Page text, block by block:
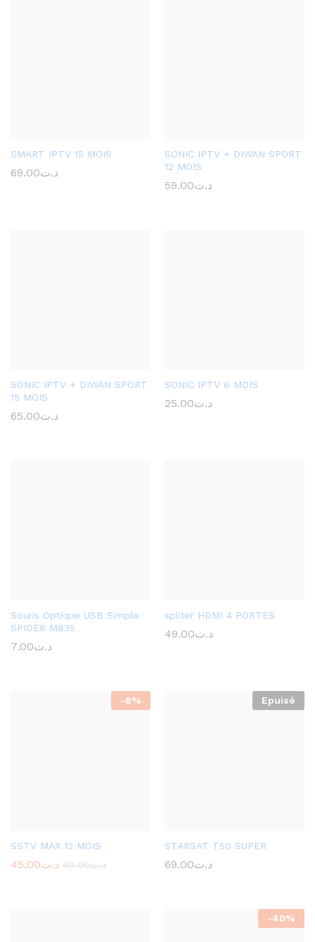
SMART IPTV 15 MOIS
د.ت69.00
SONIC IPTV + DIWAN SPORT
12 MOIS
د.ت59.00
SONIC IPTV + DIWAN SPORT
15 MOIS
د.ت65.00
SONIC IPTV 6 MOIS
د.ت25.00
Souris Optique USB Simple
SPIDER M835
د.ت7.00
spliter HDMI 4 PORTES
د.ت49.00
-8%
SSTV MAX 12 MOIS
د.ت45.00 د.ت49.00
Epuisé
STARSAT T50 SUPER
د.ت69.00
-40%